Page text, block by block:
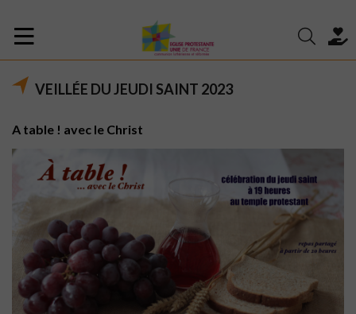
VEILLÉE DU JEUDI SAINT 2023
A table ! avec le Christ